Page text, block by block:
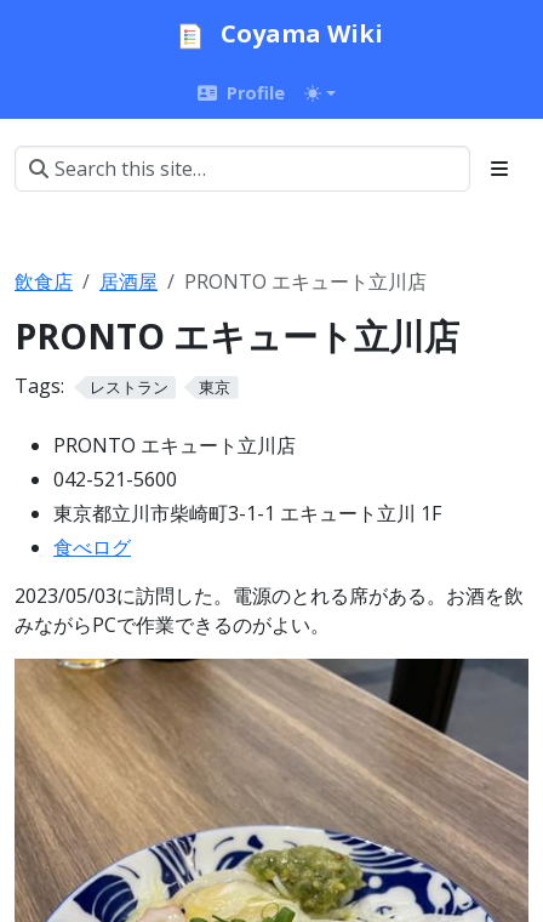
Coyama Wiki
Profile
飲食店 居酒屋 PRONTO エキュート立川店
PRONTO エキュート立川店
Tags: レストラン 東京
PRONTO エキュート立川店
042-521-5600
東京都立川市柴崎町3-1-1 エキュート立川 1F
食べログ
2023/05/03に訪問した。電源のとれる席がある。お酒を飲
みながらPCで作業できるのがよい。